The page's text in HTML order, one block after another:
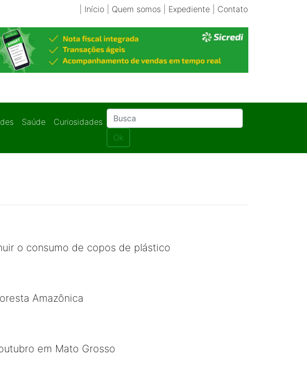
Início| Quem somos Expediente| Contato
Saúde
Curiosidades
Ok
o consumo de copos de plástico
Amazônica
em Mato Grosso